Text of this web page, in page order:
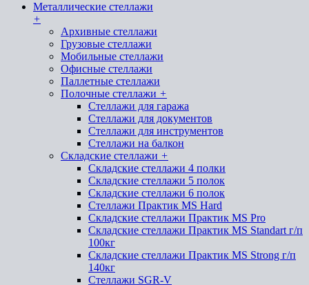
Металлические стеллажи
+
Архивные стеллажи
Грузовые стеллажи
Мобильные стеллажи
Офисные стеллажи
Паллетные стеллажи
Полочные стеллажи +
Стеллажи для гаража
Стеллажи для документов
Стеллажи для инструментов
Стеллажи на балкон
Складские стеллажи +
Складские стеллажи 4 полки
Складские стеллажи 5 полок
Складские стеллажи 6 полок
Стеллажи Практик MS Hard
Складские стеллажи Практик MS Pro
Складские стеллажи Практик MS Standart г/п
100кг
Складские стеллажи Практик MS Strong г/п
140кг
Стеллажи SGR-V